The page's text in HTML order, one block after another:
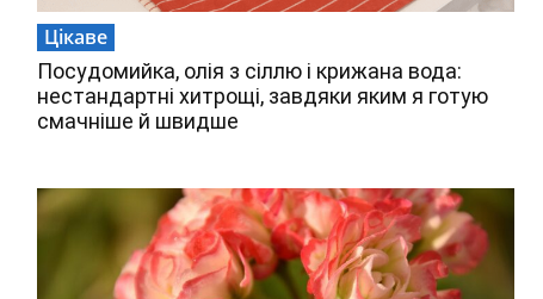
Цікаве
Посудомийка, олія з сіллю і крижана вода:
нестандартні хитрощі, завдяки яким я готую
смачніше й швидше